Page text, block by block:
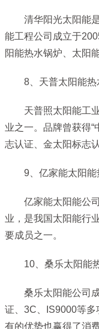
清华阳光太阳能
能工程公司成立于
阳能热水锅炉、太阳
8、天普太阳能热
天普照太阳能工
业之一。品牌曾获得
志认证、金太阳标志
9、亿家能太阳能
亿家能太阳能公
业，是我国太阳能行
要成员之一。
10、桑乐太阳能
桑乐太阳能公司
证、3C、IS9000等
有的优势也赢得了消